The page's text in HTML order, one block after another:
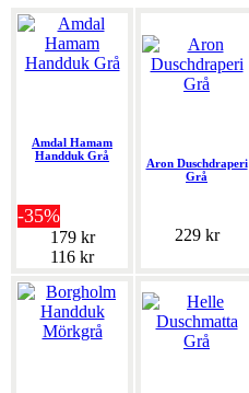
Amdal Hamam
Handduk Grå
-35%
179 kr
116 kr
Aron Duschdraperi
Grå
229 kr